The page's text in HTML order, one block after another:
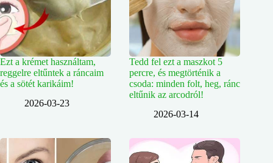
Ezt a krémet használtam,
reggelre eltűntek a ráncaim
és a sötét karikáim!
2026-03-23
Tedd fel ezt a maszkot 5
percre, és megtörténik a
csoda: minden folt, heg, ránc
eltűnik az arcodról!
2026-03-14